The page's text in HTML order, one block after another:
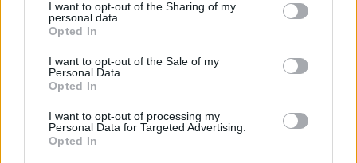
de su consentimiento, pero usted tiene el derecho de
rechazar tal procesamiento. Sus preferencias se aplicarán
cualquier momento entrando de nuevo en este sitio web o
visitando nuestra política de privacidad.
I want to opt-out of the Sharing of my
personal data.
Opted In
I want to opt-out of the Sale of my
Personal Data.
Opted In
I want to opt-out of processing my
Personal Data for Targeted Advertising.
Opted In